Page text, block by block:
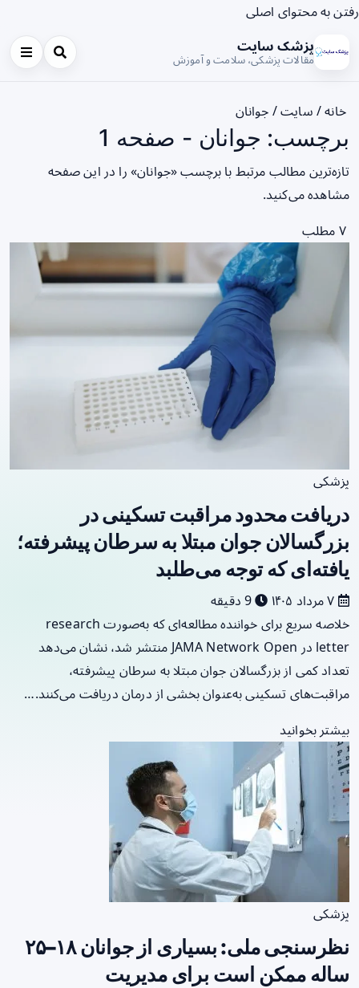
رفتن به محتوای اصلی
پزشک سایت
مقالات پزشکی، سلامت و آموزش
خانه/ سایت/ جوانان
برچسب: جوانان - صفحه 1
تازه‌ترین مطالب مرتبط با برچسب «جوانان» را در این صفحه
مشاهده می‌کنید.
۷ مطلب
پزشکی
دریافت محدود مراقبت تسکینی در
بزرگسالان جوان مبتلا به سرطان پیشرفته؛
یافته‌ای که توجه می‌طلبد
9 دقیقه
خلاصه سریع برای خواننده مطالعه‌ای که به‌صورت research
letter در JAMA Network Open منتشر شد، نشان می‌دهد
تعداد کمی از بزرگسالان جوان مبتلا به سرطان پیشرفته،
مراقبت‌های تسکینی به‌عنوان بخشی از درمان دریافت می‌کنند.…
بیشتر بخوانید
پزشکی
نظرسنجی ملی: بسیاری از جوانان ۱۸–۲۵
ساله ممکن است برای مدیریت